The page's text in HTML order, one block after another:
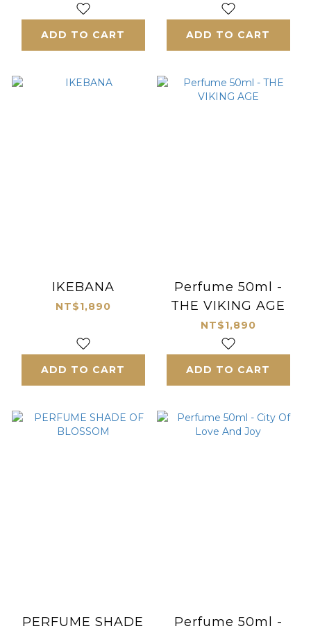
GROVE
ADD TO CART ADD TO CART
IKEBANA
NT$1,890
ADD TO CART
Perfume 50ml -
THE VIKING AGE
NT$1,890
ADD TO CART
PERFUME SHADE
Perfume 50ml -